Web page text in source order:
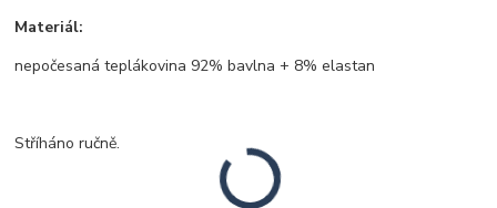
Materiál:
nepočesaná teplákovina 92% bavlna + 8% elastan
Stříháno ručně.